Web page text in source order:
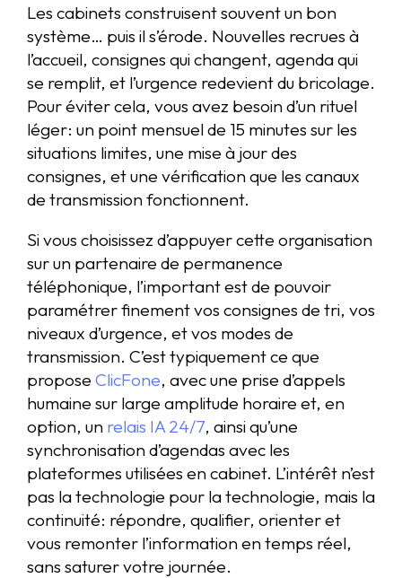
Les cabinets construisent souvent un bon
système… puis il s’érode. Nouvelles recrues à
l’accueil, consignes qui changent, agenda qui
se remplit, et l’urgence redevient du bricolage.
Pour éviter cela, vous avez besoin d’un rituel
léger: un point mensuel de 15 minutes sur les
situations limites, une mise à jour des
consignes, et une vérification que les canaux
de transmission fonctionnent.
Si vous choisissez d’appuyer cette organisation
sur un partenaire de permanence
téléphonique, l’important est de pouvoir
paramétrer finement vos consignes de tri, vos
niveaux d’urgence, et vos modes de
transmission. C’est typiquement ce que
propose ClicFone, avec une prise d’appels
humaine sur large amplitude horaire et, en
option, un relais IA 24/7, ainsi qu’une
synchronisation d’agendas avec les
plateformes utilisées en cabinet. L’intérêt n’est
pas la technologie pour la technologie, mais la
continuité: répondre, qualifier, orienter et
vous remonter l’information en temps réel,
sans saturer votre journée.